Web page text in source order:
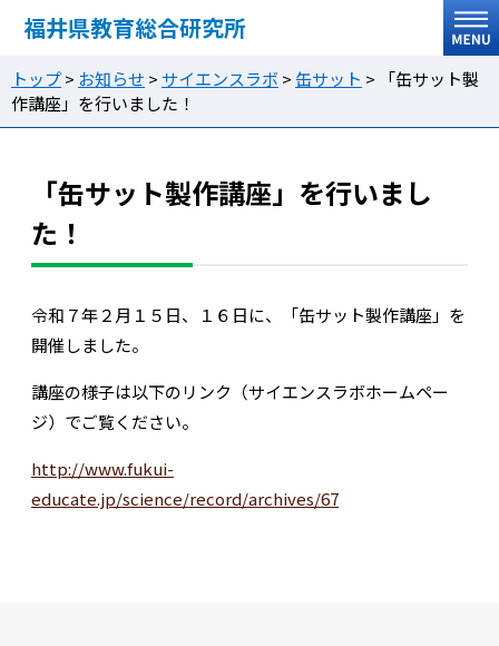
福井県教育総合研究所
トップ> お知らせ > サイエンスラボ > 缶サット >
「缶サット製
作講座」を行いました！
「缶サット製作講座」を行いまし
た！
令和７年２月１５日、１６日に、「缶サット製作講座」を
開催しました。
講座の様子は以下のリンク（サイエンスラボホームペー
ジ）でご覧ください。
http://www.fukui-
educate.jp/science/record/archives/67